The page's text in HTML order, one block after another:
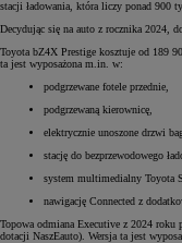
stacji ładowania, która liczy ponad 900
Decydując się na auto z rocznika 2024,
Toyota bZ4X Prestige kosztuje od 189
ta jest wyposażona m.in. w:
podgrzewane fotele przednie,
podgrzewaną kierownicę,
elektrycznie unoszone drzwi
stację do bezprzewodowego
system multimedialny Toyota
nawigację Connected z
Topowa odmiana Executive z 2024 roku
dotacji NaszEauto). Wersja ta jest